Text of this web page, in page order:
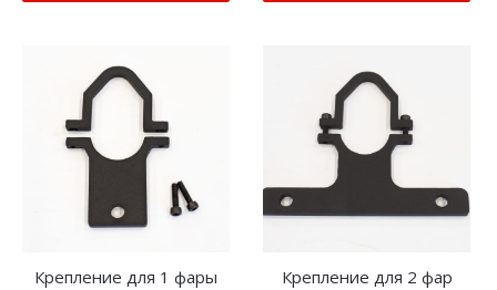
Крепление для 1 фары
Крепление для 2 фар